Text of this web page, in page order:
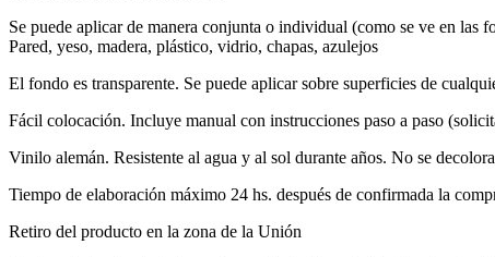
Se puede aplicar de manera conjunta o individual (como se ve en las
Pared, yeso, madera, plástico, vidrio, chapas, azulejos
El fondo es transparente. Se puede aplicar sobre superficies de
Fácil colocación. Incluye manual con instrucciones paso a paso
Vinilo alemán. Resistente al agua y al sol durante años. No se decolora
Tiempo de elaboración máximo 24 hs. después de confirmada la
Retiro del producto en la zona de la Unión